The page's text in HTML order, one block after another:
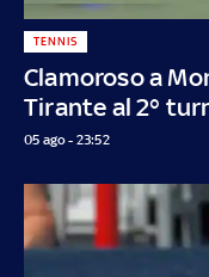
Clamoroso a
Tirante al 2°
TENNIS
05 ago - 23:52